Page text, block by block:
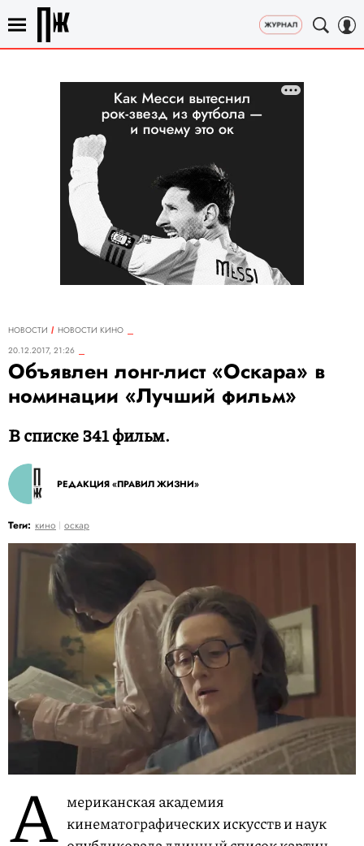
НОВОСТИ
НОВОСТИ КИНО
20.12.2017, 21:26
Объявлен лонг-лист «Оскара» в
номинации «Лучший фильм»
В списке 341 фильм.
РЕДАКЦИЯ «ПРАВИЛ ЖИЗНИ»
Теги: кино оскар
А мериканская академия
кинематографических искусств и наук